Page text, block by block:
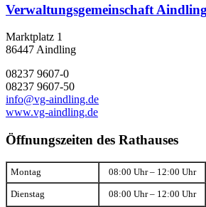
Verwaltungsgemeinschaft Aindling
Marktplatz 1
86447 Aindling
08237 9607-0
08237 9607-50
info@vg-aindling.de
www.vg-aindling.de
Öffnungszeiten des Rathauses
Montag 08:00 Uhr – 12:00 Uhr
Dienstag 08:00 Uhr – 12:00 Uhr